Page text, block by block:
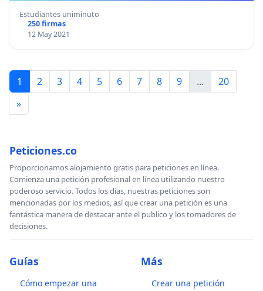
Estudiantes uniminuto
250 firmas
12 May 2021
1 2 3 4 5 6 7 8 9 ...
20
»
Peticiones.co
Proporcionamos alojamiento gratis para peticiones en línea.
Comienza una petición profesional en línea utilizando nuestro
poderoso servicio. Todos los días, nuestras peticiones son
mencionadas por los medios, así que crear una petición es una
fantástica manera de destacar ante el publico y los tomadores de
decisiones.
Guías
Cómo empezar una
Más
Crear una petición